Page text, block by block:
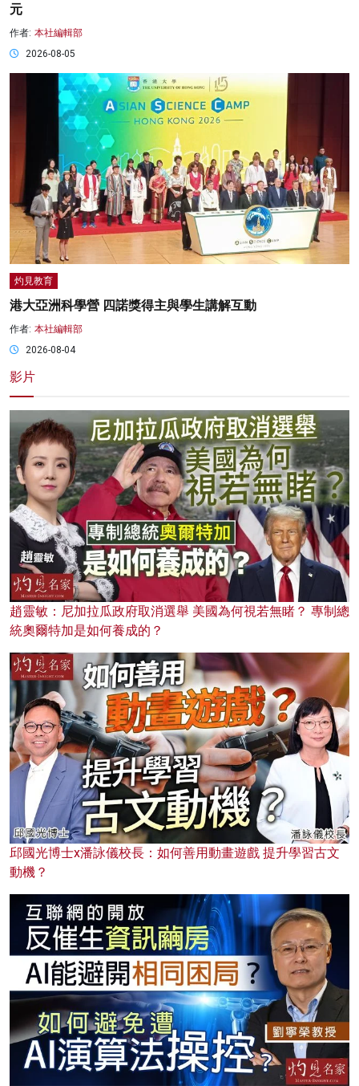
元
作者: 本社編輯部
2026-08-05
灼見教育
港大亞洲科學營 四諾獎得主與學生講解互動
作者: 本社編輯部
2026-08-04
影片
趙靈敏：尼加拉瓜政府取消選舉 美國為何視若無睹？ 專制總
統奧爾特加是如何養成的？
邱國光博士x潘詠儀校長：如何善用動畫遊戲 提升學習古文
動機？